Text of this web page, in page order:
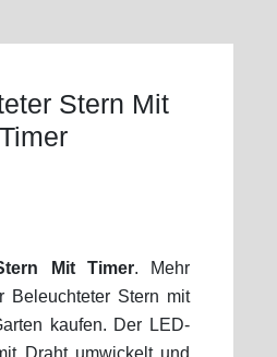
Stern Mit
Timer
Mit Timer. Mehr
Beleuchteter Stern mit
kaufen. Der LED-
Draht umwickelt und